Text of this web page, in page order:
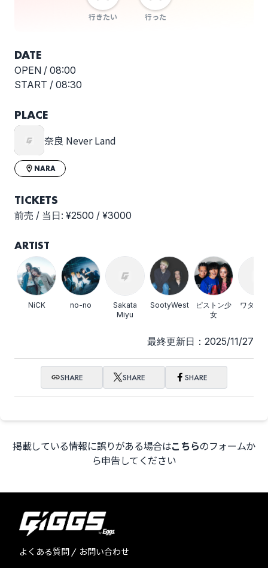
行きたい 行った
DATE
OPEN / 08:00
START / 08:30
PLACE
奈良 Never Land
NARA
TICKETS
前売 / 当日: ¥2500 / ¥3000
ARTIST
NiCK no-no
Sakata
Miyu
SootyWest
ピストン少
女
ワタシ
最終更新日：2025/11/27
SHARE SHARE SHARE
掲載している情報に誤りがある場合はこちらのフォームか
ら申告してください
よくある質問 / お問い合わせ